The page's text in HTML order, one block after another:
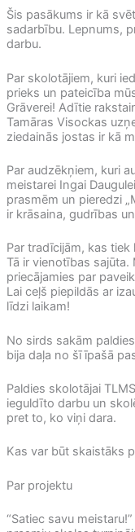
Šis pasākums ir kā
sadarbību. Lepnums,
darbu.
Par skolotājiem, kuri
prieks un pateicība
Grāverei! Adītie
Tamāras Visockas
ziedainās jostas ir kā
Par audzēkņiem, kuri
meistarei Ingai
prasmēm un pieredzi
ir krāsaina, gudrības
Par tradīcijām, kas
Tā ir vienotības sajūta.
priecājamies par
Lai ceļš piepildās ar
līdzi laikam!
No sirds sakām
bija daļa no šī īpašā
Paldies skolotājai
ieguldīto darbu un
pret to, ko viņi dara.
Kas var būt skaistāks
Par projektu
“Satiec savu